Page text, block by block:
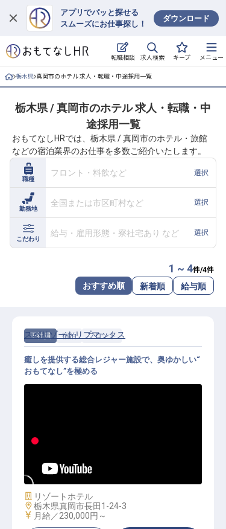
アプリでパッと探せる
スムーズにお仕事探し！
ダウンロード
転職相談 求人検索 キープ メニュー
ログイン
求人・施設を探す
就職・転職 合同説明会
おもてなしHRについて
ご利用の流れ
よくある質問
ホテル・宿泊業界情報コラム
転職サポートに申し込む
栃木県 真岡市のホテル 求人・転職・中途採用一覧
栃木県 / 真岡市のホテル 求人・転職・中
途採用一覧
おもてなしHRでは、栃木県 / 真岡市のホテル・旅館
などの宿泊業界のお仕事を多数ご紹介いたします。
職種
フロント・料飲など 選択
勤務地
全国または市区町村など 選択
こだわり
給与・雇用形態・寮社宅あり など 選択
1 ~ 4件/4件
おすすめ順 新着順 給与順
正社員 宿泊 フロント
休日120日／全国展開の安定性
スパリゾートリブマックス
癒しを提供する総合レジャー施設で、奥ゆかしい“
おもてなし”を極める
施設業態
リゾートホテル
勤務地
栃木県真岡市長田1-24-3
給与
月給／230,000円～